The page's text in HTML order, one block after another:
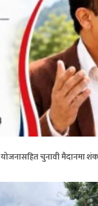
चुनावी मैदानमा